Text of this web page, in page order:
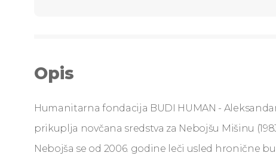
Opis
Humanitarna fondacija BUDI HUMAN -
prikuplja novčana sredstva za Nebojšu Mišinu
Nebojša se od 2006. godine leči usled hronične